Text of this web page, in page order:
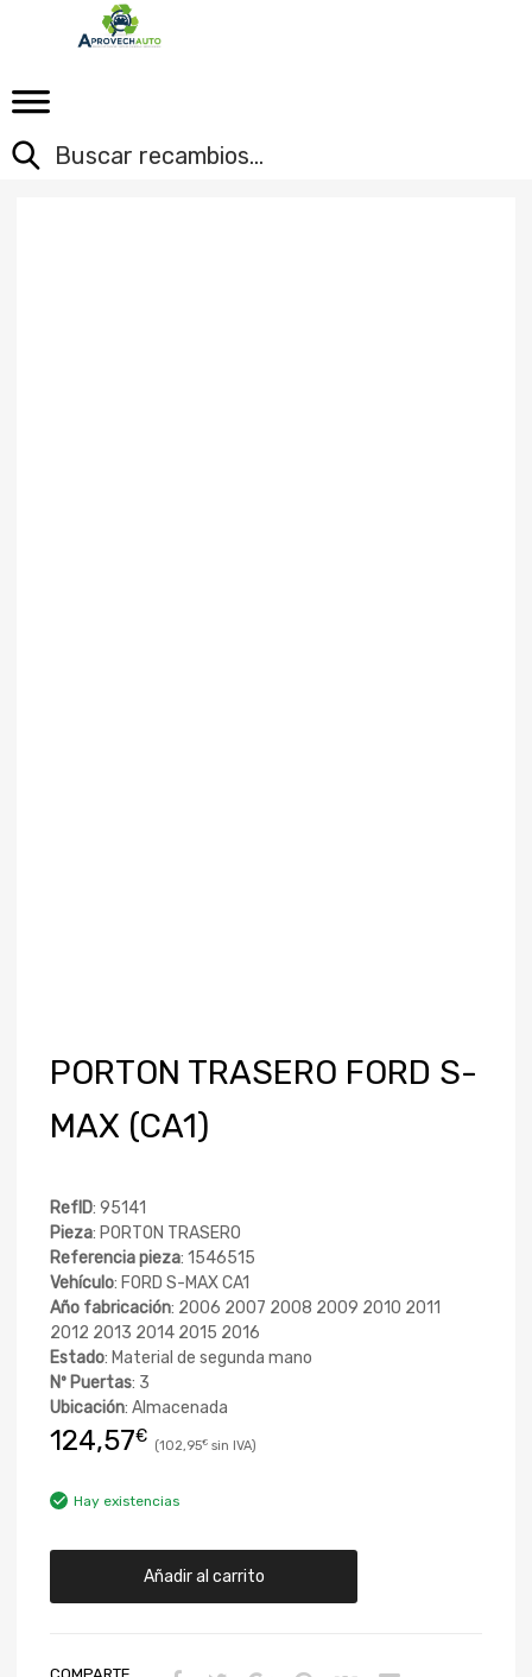
PORTON TRASERO FORD S-
MAX (CA1)
RefID: 95141
Pieza: PORTON TRASERO
Referencia pieza: 1546515
Vehículo: FORD S-MAX CA1
Año fabricación: 2006 2007 2008 2009 2010 2011
2012 2013 2014 2015 2016
Estado: Material de segunda mano
Nº Puertas: 3
Ubicación: Almacenada
124,57€ 102,95€
Hay existencias
Añadir al carrito